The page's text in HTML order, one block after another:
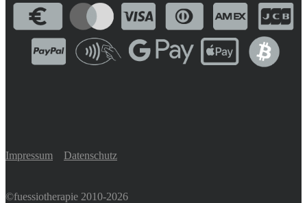
©fuessiotherapie 2010-2026
Impressum Datenschutz